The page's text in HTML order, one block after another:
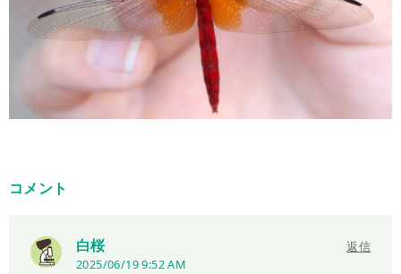
コメント
白桜
2025/06/19 9:52 AM
返信